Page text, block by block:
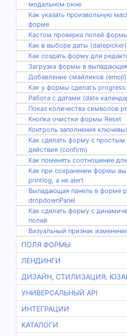
модальном окне
Как указать произвольную
форме
Кастом проверка полей
Как в выборе даты
Как создать форму для
Загрузка формы в
Добавление смайликов
Как у формы сделать
Работа с датами (date
Показ количества символов
Кнопка очистки формы Reset
Контроль заполнения
Как сделать форму с
действия (confirm)
Как поменять соотношение
Как при сохранении формы
printlog, а не alert
Выпадающая панель в форме
dropdownPanel
Как сделать форму с
полей
Визуальный признак
ПОЛЯ ФОРМЫ
ЛЕНДИНГИ
ДИЗАЙН, СТИЛИЗАЦИЯ,
УНИВЕРСАЛЬНЫЙ API
ИНТЕГРАЦИИ
КАТАЛОГИ